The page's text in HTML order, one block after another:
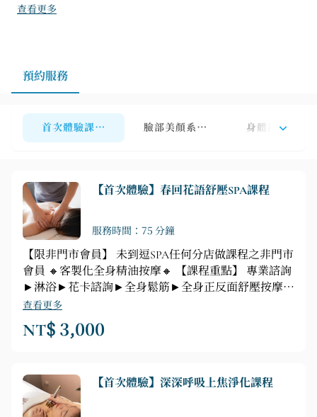
程會更聚焦。
查看更多
預約服務
首次體驗課程【限非門市會員】適用商城／婦幼展／貴賓
臉部美顏系列【限門市會員】
身體舒壓系列
【首次體驗】春回花語舒壓SPA課程
服務時間：75 分鐘
【限非門市會員】 未到逗SPA任何分店做課程之非門市
會員 🔸客製化全身精油按摩🔸 【課程重點】 專業諮詢
►淋浴►花卡諮詢►全身鬆筋►全身正反面舒壓按摩
（腿、背、腹、胸、頭部舒緩按摩）
查看更多
NT$ 3,000
【首次體驗】深深呼吸上焦淨化課程